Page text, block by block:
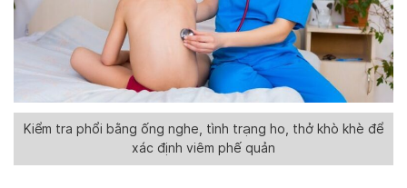
Kiểm tra phổi bằng ống nghe, tình trạng ho, thở khò khè để
xác định viêm phế quản